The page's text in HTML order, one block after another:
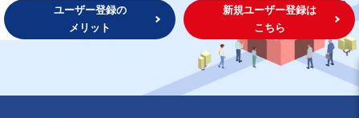
ユーザー登録の
メリット
新規ユーザー登録は
こちら